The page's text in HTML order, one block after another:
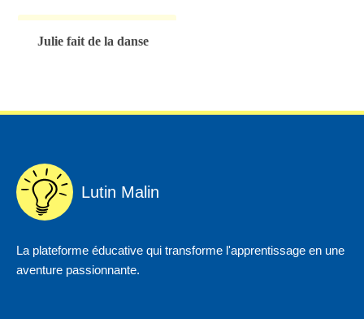
Julie fait de la danse
Lutin Malin
La plateforme éducative qui transforme l'apprentissage en une
aventure passionnante.